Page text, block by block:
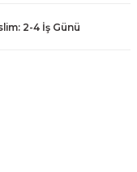
2-4 İş Günü